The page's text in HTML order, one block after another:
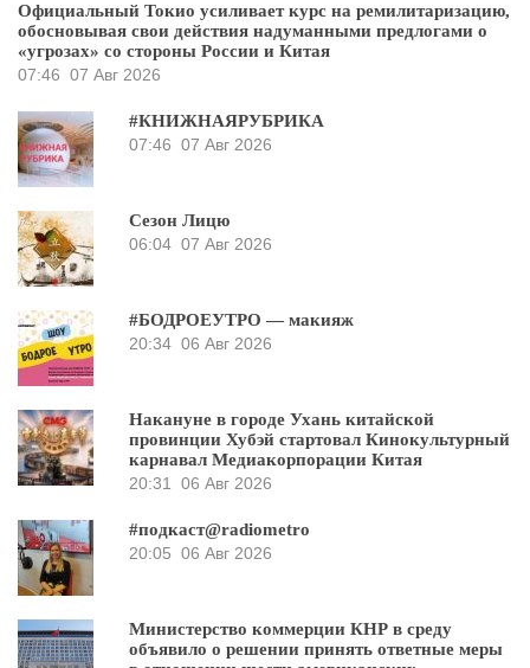
Официальный Токио усиливает курс на ремилитаризацию,
обосновывая свои действия надуманными предлогами о
«угрозах» со стороны России и Китая
07:46 07 Авг 2026
#КНИЖНАЯРУБРИКА
07:46 07 Авг 2026
Сезон Лицю
06:04 07 Авг 2026
#БОДРОЕУТРО — макияж
20:34 06 Авг 2026
Накануне в городе Ухань китайской
провинции Хубэй стартовал Кинокультурный
карнавал Медиакорпорации Китая
20:31
06 Авг 2026
#подкаст@radiometro
20:05 06 Авг 2026
Министерство коммерции КНР в среду
объявило о решении принять ответные меры